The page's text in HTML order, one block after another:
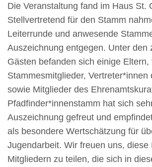
Die Veranstaltung fand im Haus St.
Stellvertretend für den Stamm
Leiterrunde und anwesende
Auszeichnung entgegen. Unter den
Gästen befanden sich einige
Stammesmitglieder, Vertreter*innen
sowie Mitglieder des
Pfadfinder*innenstamm hat sich
Auszeichnung gefreut und
als besondere Wertschätzung für
Jugendarbeit. Wir freuen uns, diese
Mitgliedern zu teilen, die sich in